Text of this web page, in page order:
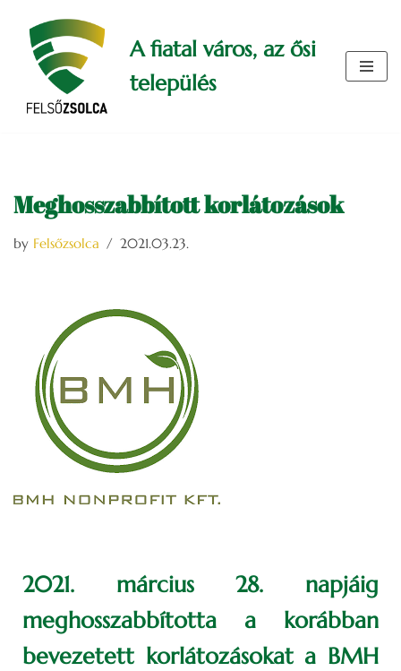
Skip
content
A fiatal város, az ősi
település
Meghosszabbított korlátozások
by Felsőzsolca 2021.03.23.
2021. március 28. napjáig
meghosszabbította a korábban
bevezetett korlátozásokat a BMH